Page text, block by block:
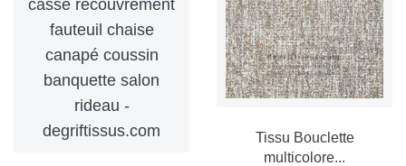
Tissu Bouclette
multicolore...